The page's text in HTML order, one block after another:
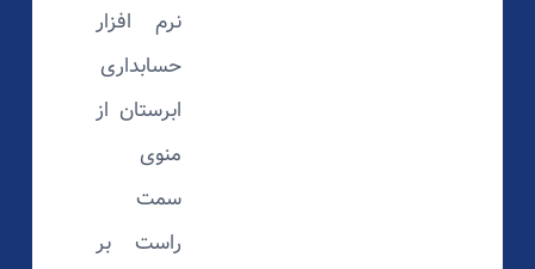
نرم افزار
حسابداری
ابرستان از
منوی
سمت
راست بر